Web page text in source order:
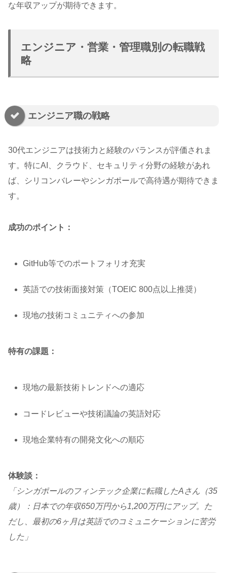
な年収アップが期待できます。
エンジニア・営業・管理職別の転職戦
略
エンジニア職の戦略
30代エンジニアは技術力と経験のバランスが評価されま
す。特にAI、クラウド、セキュリティ分野の経験があれ
ば、シリコンバレーやシンガポールで高待遇が期待できま
す。
成功のポイント：
GitHub等でのポートフォリオ充実
英語での技術面接対策（TOEIC 800点以上推奨）
現地の技術コミュニティへの参加
特有の課題：
現地の最新技術トレンドへの適応
コードレビューや技術議論の英語対応
現地企業特有の開発文化への順応
体験談：
「シンガポールのフィンテック企業に転職したAさん（35
歳）：日本での年収650万円から1,200万円にアップ。た
だし、最初の6ヶ月は英語でのコミュニケーションに苦労
した」